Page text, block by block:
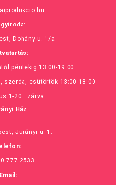
Dohány u. 1/a
péntekig 13:00-19:00
szerda, csütörtök 13:00-18:00
1-20.: zárva
Ház
Jurányi u. 1.
777 2533
Email: